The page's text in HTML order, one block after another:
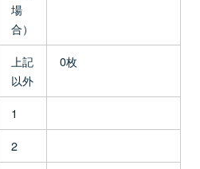
場
合）
上記
以外
0枚
1
2